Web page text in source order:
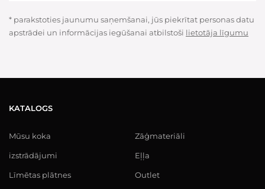
* parakstoties jaunumu saņemšanai, jūs piekrītat personas datu
apstrādei un informācijas iegūšanai atbilstoši lietotāja līgumu
KATALOGS
Mūsu koka
izstrādājumi
Līmētas plātnes
Zāģmateriāli
Eļļa
Outlet